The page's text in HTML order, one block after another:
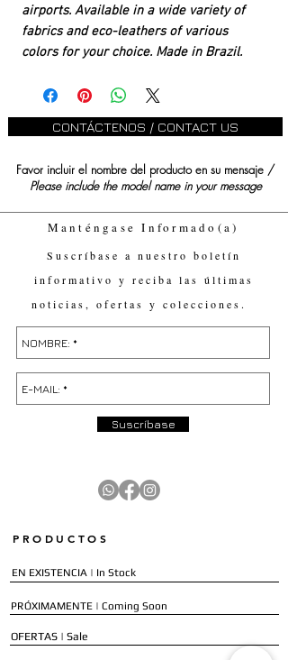
airports. Available in a wide variety of
fabrics and eco-leathers of various
colors for your choice. Made in Brazil.
CONTÁCTENOS / CONTACT US
Favor incluir el nombre del producto en su mensaje /
Please include the model name in your message
Manténgase Informado(a)
Suscríbase a nuestro boletín
informativo y reciba las últimas
noticias, ofertas y colecciones.
Suscríbase
PRODUCTOS
EN EXISTENCIA | In Stock
PRÓXIMAMENTE | Coming Soon
OFERTAS | Sale